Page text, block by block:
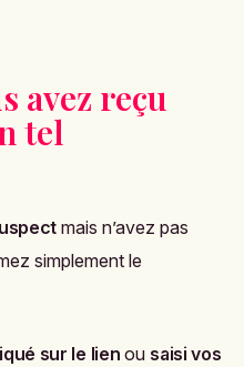
avez reçu
tel
mais n’avez pas
simplement le
sur le lien ou saisi vos